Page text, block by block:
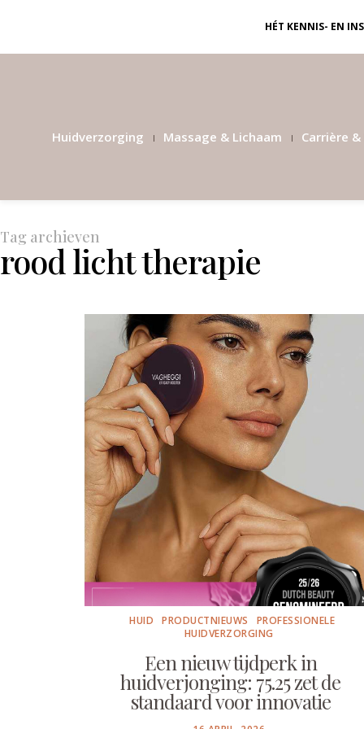
HÉT KENNIS- EN
Huidverzorging Massage & Lichaam Carrière
Tag archieven
rood licht therapie
HUID PRODUCTNIEUWS
PROFESSIONELE
HUIDVERZORGING
Een nieuw tijdperk in
huidverjonging: 75.25 zet de
standaard voor innovatie